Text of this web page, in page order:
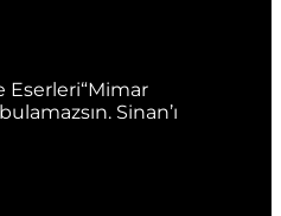
Eserleri“Mimar
Sinan’ı